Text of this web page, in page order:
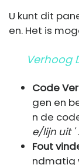
U kunt dit
en. Het is
Verhoog
Code
gen en
n de
e/lijn uit ' .
Fout
ndmatig